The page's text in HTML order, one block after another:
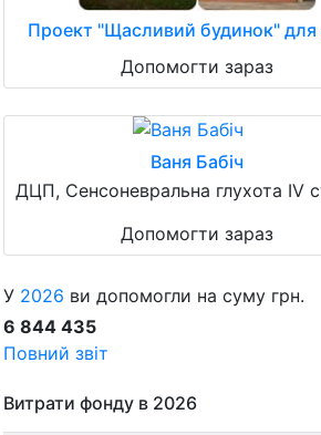
Проект "Щасливий будинок" для
Допомогти зараз
Ваня Бабіч
ДЦП, Сенсоневральна глухота IV
Допомогти зараз
У 2026 ви допомогли на суму грн.
6 844 435
Повний звіт
Витрати фонду в 2026